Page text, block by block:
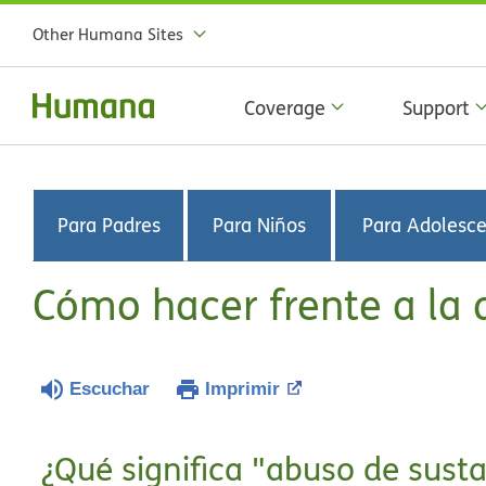
Other Humana Sites
Coverage Support
Para Padres Para Niños Para
Cómo hacer frente a la
Escuchar Imprimir
¿Qué significa "abuso de